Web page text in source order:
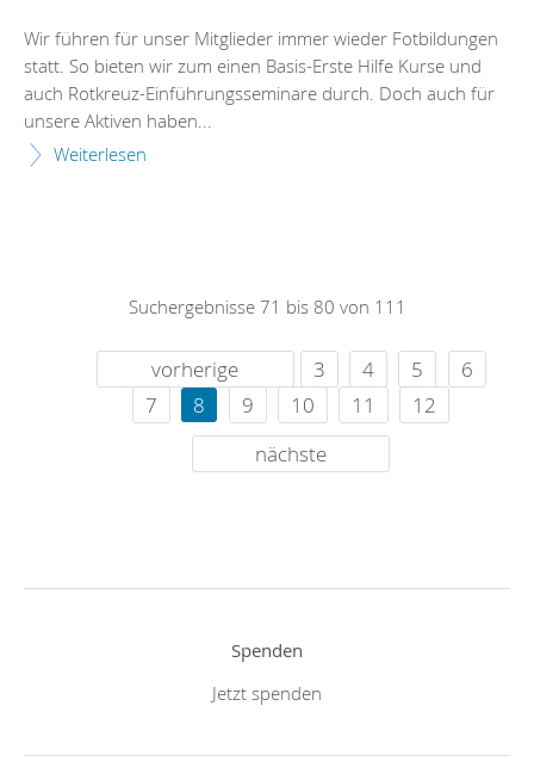
Wir führen für unser Mitglieder immer wieder Fotbildungen
statt. So bieten wir zum einen Basis-Erste Hilfe Kurse und
auch Rotkreuz-Einführungsseminare durch. Doch auch für
unsere Aktiven haben...
Weiterlesen
Suchergebnisse 71 bis 80 von 111
vorherige 3 4 5
6
7
8 9 10 11
12
nächste
Spenden
Jetzt spenden